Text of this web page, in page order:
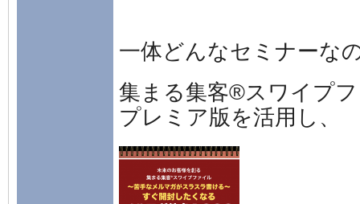
一体どんなセミナーな
集まる集客®スワイプ
プレミア版を活用し、